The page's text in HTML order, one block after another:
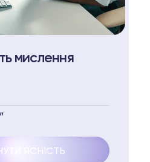
мислення
ЯСНІСТЬ